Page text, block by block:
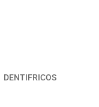
DENTIFRICOS